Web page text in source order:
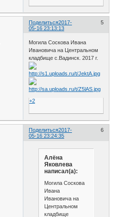
Поделиться 5
2017-
05-16 23:13:13
Могила Соскова Ивана
Ивановича на Центральном
кладбище с.Вадинск. 2017 г.
+2
Поделиться 6
2017-
05-16 23:24:35
Алёна
Яковлева
написал(а):
Могила Соскова
Ивана
Ивановича на
Центральном
кладбище